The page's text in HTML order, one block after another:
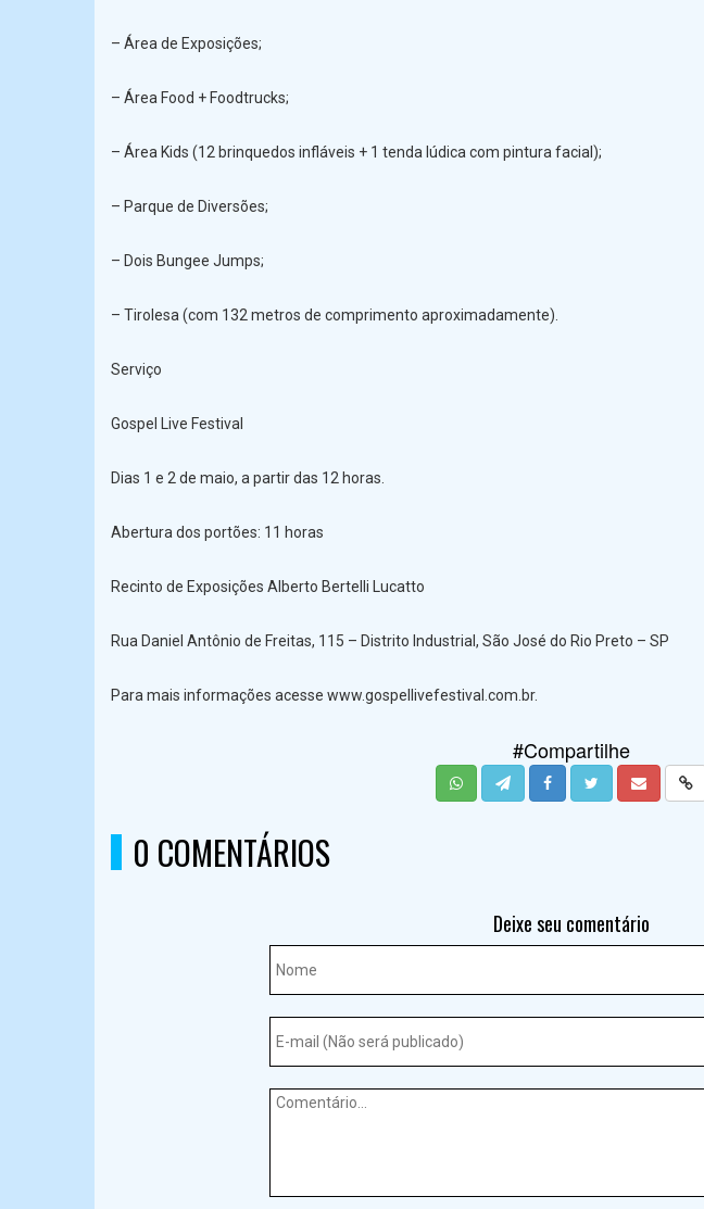
– Área de Exposições;
– Área Food + Foodtrucks;
– Área Kids (12 brinquedos infláveis + 1 tenda lúdica com pintura facial);
– Parque de Diversões;
– Dois Bungee Jumps;
– Tirolesa (com 132 metros de comprimento aproximadamente).
Serviço
Gospel Live Festival
Dias 1 e 2 de maio, a partir das 12 horas.
Abertura dos portões: 11 horas
Recinto de Exposições Alberto Bertelli Lucatto
Rua Daniel Antônio de Freitas, 115 – Distrito Industrial, São José do Rio Preto – SP
Para mais informações acesse www.gospellivefestival.com.br.
#Compartilhe
0 COMENTÁRIOS
Deixe seu comentário